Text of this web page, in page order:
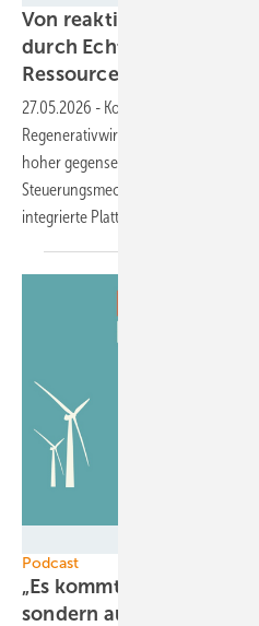
Von reaktiv zu steuernd:
durch Echtzeit-KPIs und
Ressourcenplanung
27.05.2026 - Komplexe
Regenerativwirtschaft zu einer
hoher gegenseitiger Abhängigkeit.
Steuerungsmechanismen hier nicht
integrierte Plattformen in den
Podcast
„Es kommt nicht mehr
sondern auf den Wert